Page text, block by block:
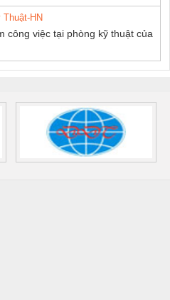
HN
công việc tại phòng kỹ thuật của